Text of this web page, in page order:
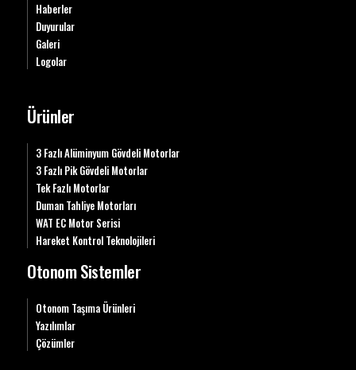
Haberler
Duyurular
Galeri
Logolar
Ürünler
3 Fazlı Alüminyum Gövdeli Motorlar
3 Fazlı Pik Gövdeli Motorlar
Tek Fazlı Motorlar
Duman Tahliye Motorları
WAT EC Motor Serisi
Hareket Kontrol Teknolojileri
Otonom Sistemler
Otonom Taşıma Ürünleri
Yazılımlar
Çözümler